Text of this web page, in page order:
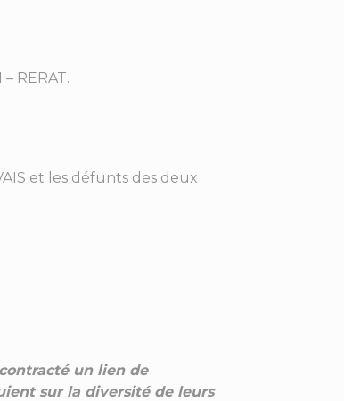
RERAT.
et les défunts des deux
un lien de
sur la diversité de leurs